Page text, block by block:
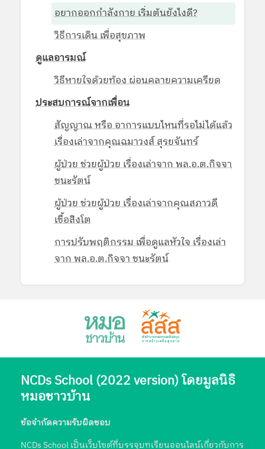
อยากออกกำลังกาย เริ่มต้นยังไงดี?
วิธีการเดิน เพื่อสุขภาพ
ดูแลอารมณ์
วิธีหายใจด้วยท้อง ผ่อนคลายความเครียด
ประสบการณ์จากเพื่อน
สัญญาณ หรือ อาการแบบไหนที่รอไม่ได้แล้ว
เรื่องเล่าจากคุณฉมาวงส์ สุรยจันทร์
ผู้ป่วย ช่วยผู้ป่วย เรื่องเล่าจาก พล.อ.ต.กิจจา
ชนะรัตน์
ผู้ป่วย ช่วยผู้ป่วย เรื่องเล่าจากคุณสภาวดี
เชื้อสิงโต
การปรับพฤติกรรม เพื่อดูแลหัวใจ เรื่องเล่า
จาก พล.อ.ต.กิจจา ชนะรัตน์
NCDs School (2022 version) โดยมูลนิธิ
หมอชาวบ้าน
ข้อจำกัดความรับผิดชอบ
NCDs School เป็นเว็บไซต์ที่บรรจุบทเรียนออนไลน์เกี่ยวกับการ